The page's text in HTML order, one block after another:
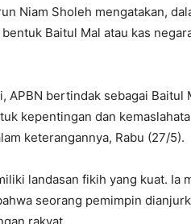
Niam Sholeh mengatakan,
Baitul Mal atau kas
APBN bertindak sebagai
kepentingan dan
keterangannya, Rabu (27/5).
landasan fikih yang kuat. Ia
seorang pemimpin